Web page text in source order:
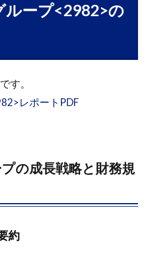
ープ<2982>の
す。
レポートPDF
の成長戦略と財務規
約